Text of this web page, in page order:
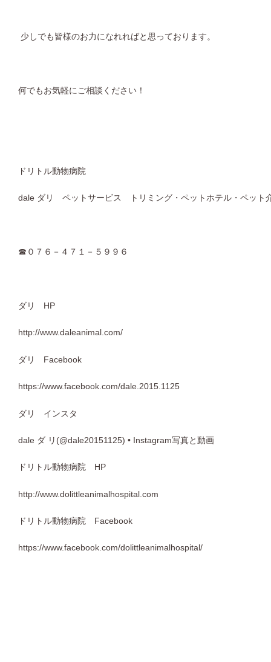
少しでも皆様のお力になれればと思っております。
何でもお気軽にご相談ください！
ドリトル動物病院
dale ダリ ペットサービス トリミング・ペットホテル・ペット
☎０７６－４７１－５９９６
ダリ HP
http://www.daleanimal.com/
ダリ Facebook
https://www.facebook.com/dale.2015.1125
ダリ インスタ
dale ダ リ(@dale20151125) • Instagram写真と動画
ドリトル動物病院 HP
http://www.dolittleanimalhospital.com
ドリトル動物病院 Facebook
https://www.facebook.com/dolittleanimalhospital/